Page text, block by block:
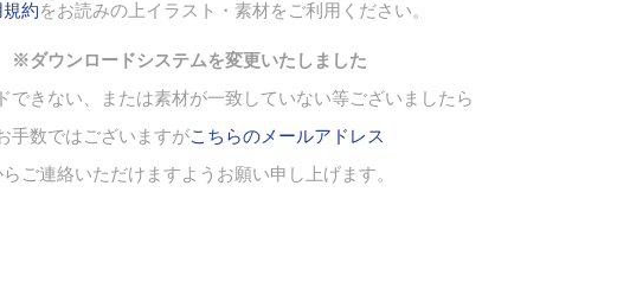
規約をお読みの上イラスト・素材をご利用ください。
※ダウンロードシステムを変更いたしました
できない、または素材が一致していない等ございましたら
手数ではございますがこちらのメールアドレス
らご連絡いただけますようお願い申し上げます。